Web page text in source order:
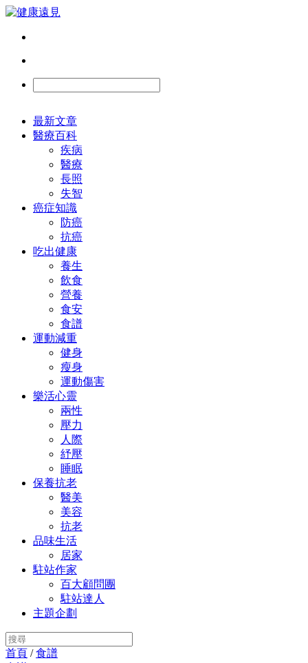
最新文章
醫療百科
疾病
醫療
長照
失智
癌症知識
防癌
抗癌
吃出健康
養生
飲食
營養
食安
食譜
運動減重
健身
瘦身
運動傷害
樂活心靈
兩性
壓力
人際
紓壓
睡眠
保養抗老
醫美
美容
抗老
品味生活
居家
駐站作家
百大顧問團
駐站達人
主題企劃
首頁 /食譜